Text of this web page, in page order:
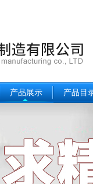
产品展示 产品目